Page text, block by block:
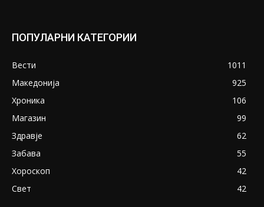
ПОПУЛАРНИ КАТЕГОРИИ
Вести
1011
Македонија
925
Хроника
106
Магазин
99
Здравје
62
Забава
55
Хороскоп
42
Свет
42